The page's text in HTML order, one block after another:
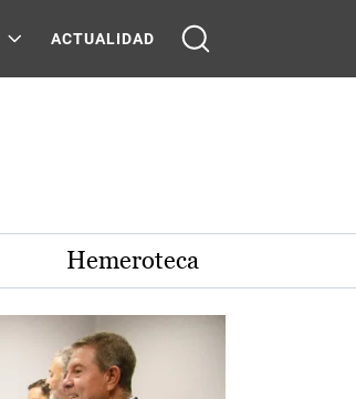
ACTUALIDAD
Hemeroteca